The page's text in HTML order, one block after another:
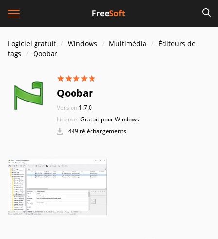
Logiciel gratuit Windows Multimédia
Éditeurs de
tags
Qoobar
Qoobar
Version:1.7.0
Licence: Gratuit pour Windows
449 téléchargements